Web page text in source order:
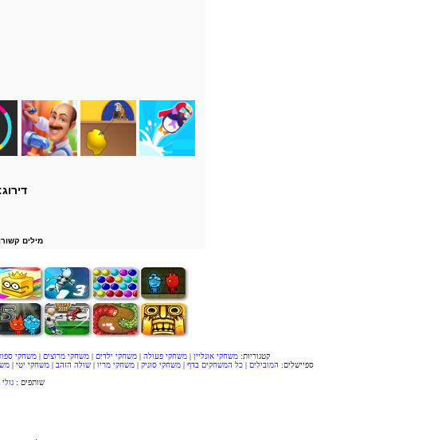
דירוג:
מילים
קטגוריות: משחקי אונליין | משחקי פעולה | משחקי ילדים | משחקי מרוצים | משחקי
ספיישלים: המובילים | כל המשחקים בדף | משחקי סוניק | משחקי מריו | שולה הזהב | משחקי יטי |
שותפים :